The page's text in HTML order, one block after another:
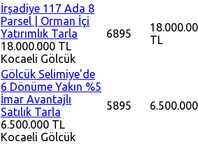
İrşadiye 117 Ada 8
Parsel | Orman İçi
Yatırımlık Tarla
18.000.000 TL
Kocaeli Gölcük
6895
TL
Gölcük Selimiye’de
6 Dönüme Yakın %5
İmar Avantajlı
Satılık Tarla
6.500.000 TL
Kocaeli Gölcük
5895